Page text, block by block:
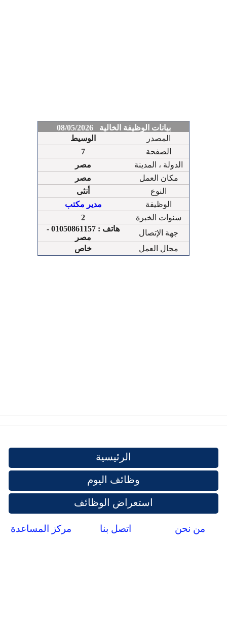
بيانات الوظيفة الخالية 08/05/2026
الوسيط
المصدر
7
الصفحة
مصر
الدولة ، المدينة
مصر
مكان العمل
أنثى
النوع
مدير مكتب
الوظيفة
2
سنوات الخبرة
هاتف : 01050861157 -
مصر
جهة الإتصال
خاص
مجال العمل
الرئيسية
وظائف اليوم
استعراض الوظائف
من نحن اتصل بنا مركز المساعدة